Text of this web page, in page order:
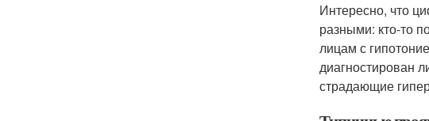
Интересно, что
разными: кто-то
лицам с
диагностирован
страдающие